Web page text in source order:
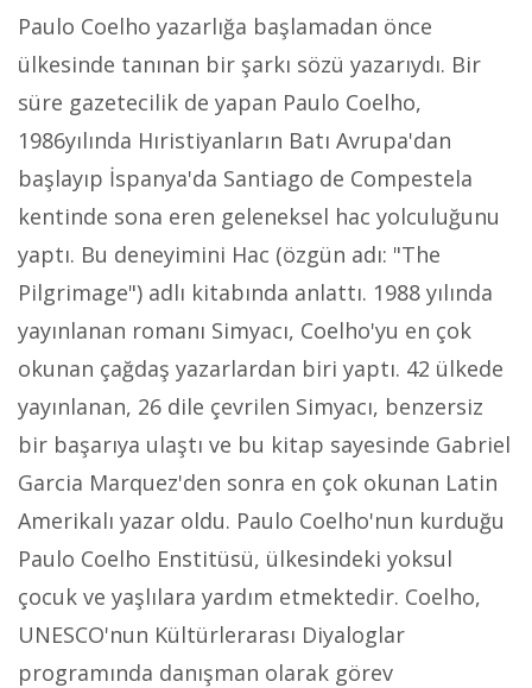
Paulo Coelho yazarlığa başlamadan önce
ülkesinde tanınan bir şarkı sözü yazarıydı. Bir
süre gazetecilik de yapan Paulo Coelho,
1986yılında Hıristiyanların Batı Avrupa'dan
başlayıp İspanya'da Santiago de Compestela
kentinde sona eren geleneksel hac yolculuğunu
yaptı. Bu deneyimini Hac (özgün adı: "The
Pilgrimage") adlı kitabında anlattı. 1988 yılında
yayınlanan romanı Simyacı, Coelho'yu en çok
okunan çağdaş yazarlardan biri yaptı. 42 ülkede
yayınlanan, 26 dile çevrilen Simyacı, benzersiz
bir başarıya ulaştı ve bu kitap sayesinde Gabriel
Garcia Marquez'den sonra en çok okunan Latin
Amerikalı yazar oldu. Paulo Coelho'nun kurduğu
Paulo Coelho Enstitüsü, ülkesindeki yoksul
çocuk ve yaşlılara yardım etmektedir. Coelho,
UNESCO'nun Kültürlerarası Diyaloglar
programında danışman olarak görev